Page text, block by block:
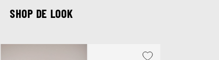
SHOP DE LOOK